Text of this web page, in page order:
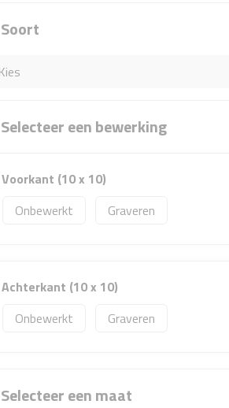
een bewerking
Voorkant (10 x 10)
Onbewerkt
Graveren
Achterkant (10 x 10)
Onbewerkt
Graveren
een maat